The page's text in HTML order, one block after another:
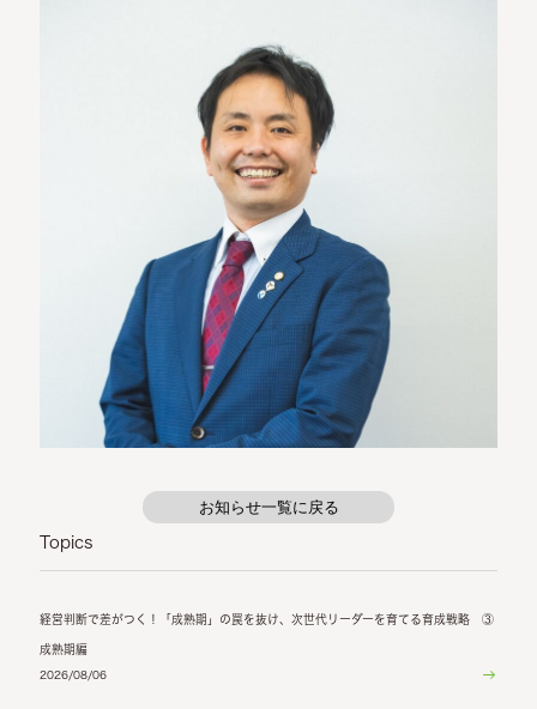
お知らせ一覧に戻る
Topics
経営判断で差がつく！「成熟期」の罠を抜け、次世代リーダーを育てる育成戦略 ③
成熟期編
2026/08/06